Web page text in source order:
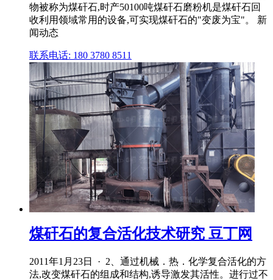
物被称为煤矸石,时产50100吨煤矸石磨粉机是煤矸石回
收利用领域常用的设备,可实现煤矸石的"变废为宝"。 新
闻动态
联系电话: 180 3780 8511
煤矸石的复合活化技术研究 豆丁网
2011年1月23日 · 2、通过机械．热．化学复合活化的方
法,改变煤矸石的组成和结构,诱导激发其活性。进行过不